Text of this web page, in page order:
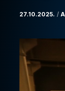
27.10.2025.